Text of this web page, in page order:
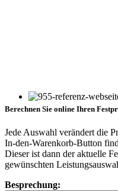
Berechnen Sie online Ihren
Jede Auswahl verändert die
In-den-Warenkorb-Button
Dieser ist dann der aktuelle
gewünschten
Besprechung: